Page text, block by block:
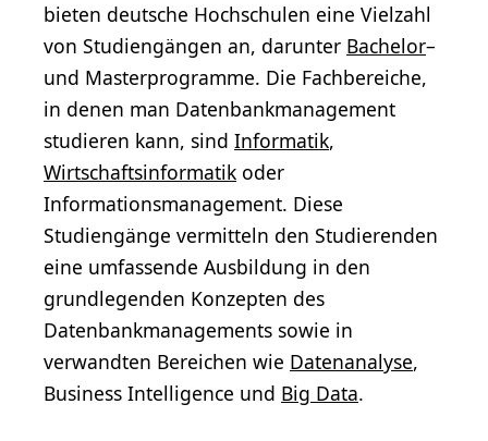
bieten deutsche Hochschulen eine Vielzahl
von Studiengängen an, darunter Bachelor–
und Masterprogramme. Die Fachbereiche,
in denen man Datenbankmanagement
studieren kann, sind Informatik,
Wirtschaftsinformatik oder
Informationsmanagement. Diese
Studiengänge vermitteln den Studierenden
eine umfassende Ausbildung in den
grundlegenden Konzepten des
Datenbankmanagements sowie in
verwandten Bereichen wie Datenanalyse,
Business Intelligence und Big Data.